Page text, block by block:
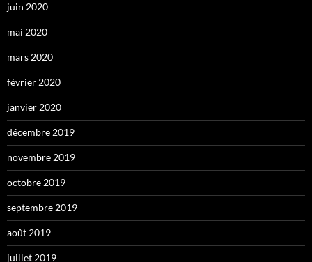
juin 2020
mai 2020
mars 2020
février 2020
janvier 2020
décembre 2019
novembre 2019
octobre 2019
septembre 2019
août 2019
juillet 2019